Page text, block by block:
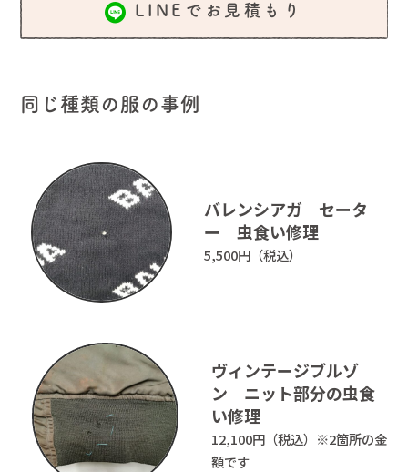
ホーム
かけつぎとは
私たちについて
料金表
ご依頼方法
かけつぎ事例
衣類の悩み解決帖
お知らせ
LINEでお見積もり
同じ種類の服の事例
バレンシアガ セータ
ー 虫食い修理
5,500円（税込）
ヴィンテージブルゾ
ン ニット部分の虫食
い修理
12,100円（税込）※2箇所の金
額です